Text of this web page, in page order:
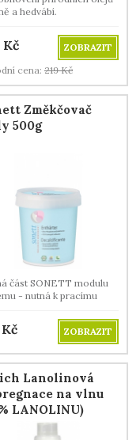
a hedvábí.
Kč
ZOBRAZIT
cena: 219 Kč
Změkčovač
500g
část SONETT modulu
- nutná k pracímu
Kč ZOBRAZIT
Lanolinová
na vlnu
LANOLINU)